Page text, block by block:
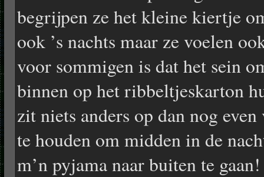
begrijpen ze het kleine kiertje
ook ’s nachts maar ze voelen
voor sommigen is dat het sein
binnen op het ribbeltjeskarton
zit niets anders op dan nog
te houden om midden in de
m’n pyjama naar buiten te gaan!